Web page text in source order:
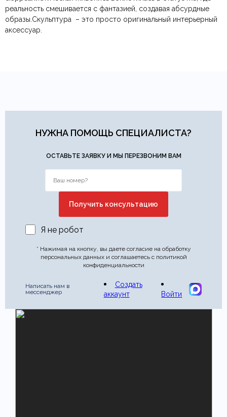
реальность смешивается с фантазией, создавая абсурдные
образы.Cкульптура – это просто оригинальный интерьерный
аксессуар.
Этот отзыв основан на моём опыте и выражает моё личное
Отправить отзыв
НУЖНА ПОМОЩЬ СПЕЦИАЛИСТА?
ОСТАВЬТЕ ЗАЯВКУ И МЫ ПЕРЕЗВОНИМ ВАМ
Я не робот
* Нажимая на кнопку, вы даете согласие на обработку
персональных данных и соглашаетесь с политикой
конфиденциальности
Написать нам в
мессенджер
Создать
аккаунт
Войти